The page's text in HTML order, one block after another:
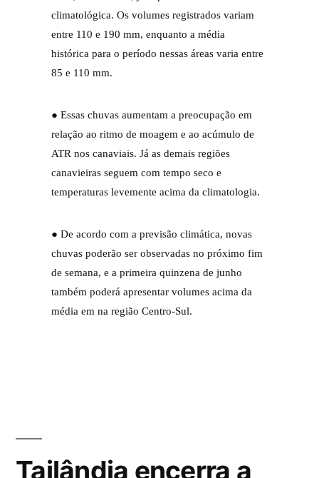
climatológica. Os volumes registrados variam
entre 110 e 190 mm, enquanto a média
histórica para o período nessas áreas varia entre
85 e 110 mm.
● Essas chuvas aumentam a preocupação em
relação ao ritmo de moagem e ao acúmulo de
ATR nos canaviais. Já as demais regiões
canavieiras seguem com tempo seco e
temperaturas levemente acima da climatologia.
● De acordo com a previsão climática, novas
chuvas poderão ser observadas no próximo fim
de semana, e a primeira quinzena de junho
também poderá apresentar volumes acima da
média em na região Centro-Sul.
Tailândia encerra a